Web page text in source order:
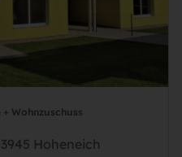
+ Wohnzuschuss
Hoheneich